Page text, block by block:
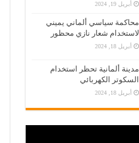
أبريل 19, 2024
محاكمة سياسي ألماني يميني
لاستخدام شعار نازي محظور
أبريل 18, 2024
مدينة ألمانية تحظر استخدام
السكوتر الكهربائي
أبريل 18, 2024